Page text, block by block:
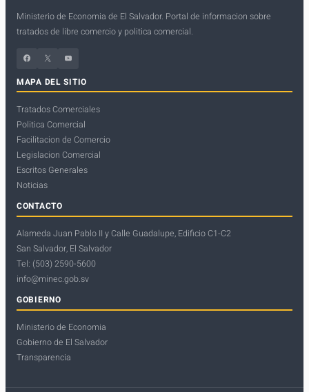
Ministerio de Economia de El Salvador. Portal de informacion sobre
tratados de libre comercio y politica comercial.
Facebook X
YouTube
MAPA DEL SITIO
Tratados Comerciales
Politica Comercial
Facilitacion de Comercio
Legislacion Comercial
Escritos Generales
Noticias
CONTACTO
Alameda Juan Pablo II y Calle Guadalupe, Edificio C1-C2
San Salvador, El Salvador
Tel: (503) 2590-5600
info@minec.gob.sv
GOBIERNO
Ministerio de Economia
Gobierno de El Salvador
Transparencia